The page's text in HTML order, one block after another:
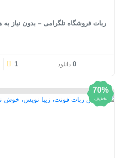
ربات فروشگاه تلگرامی – بدون نیاز
0 دانلود 1
70%
تخفیف